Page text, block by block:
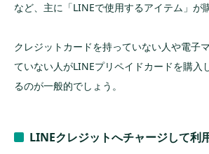
など、主に「LINEで使用するアイテム」が
クレジットカードを持っていない人や電子
ていない人がLINEプリペイドカードを購入
るのが一般的でしょう。
LINEクレジットへチャージして利